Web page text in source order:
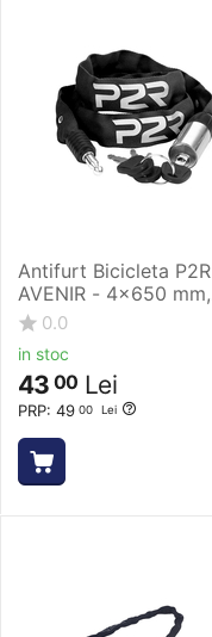
Antifurt Bicicleta P2R
AVENIR - 4x650 mm,
Negru
0.0
in stoc
PRP: 49 00 Lei
43 00 Lei